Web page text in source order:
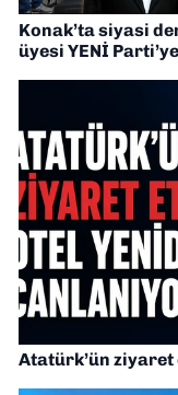
Konak’ta siyasi
üyesi YENİ
Atatürk’ün